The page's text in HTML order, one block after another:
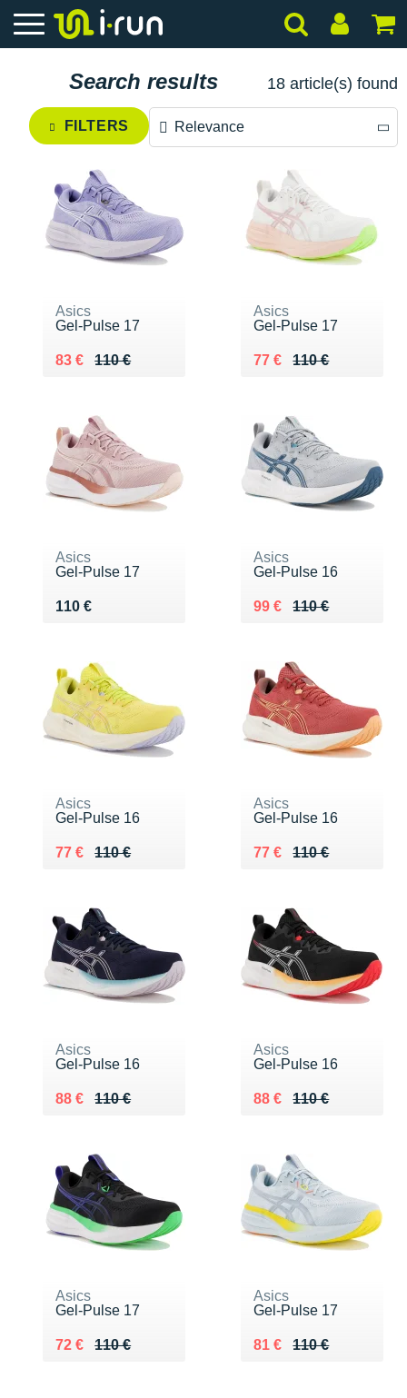
Search results 18 article(s) found
FILTERS Relevance
Price descending
Price ascending
Asics
Gel-Pulse 17
110 €
Au lieu de 110 €
83 €
Vendu 83 €
Asics
Gel-Pulse 17
110 €
Au lieu de 110 €
77 €
Vendu 77 €
Asics
Gel-Pulse 17
110 €
Vendu 110 €
Asics
Gel-Pulse 16
110 €
Au lieu de 110 €
99 €
Vendu 99 €
Asics
Gel-Pulse 16
110 €
Au lieu de 110 €
77 €
Vendu 77 €
Asics
Gel-Pulse 16
110 €
Au lieu de 110 €
77 €
Vendu 77 €
Asics
Gel-Pulse 16
110 €
Au lieu de 110 €
88 €
Vendu 88 €
Asics
Gel-Pulse 16
110 €
Au lieu de 110 €
88 €
Vendu 88 €
Asics
Gel-Pulse 17
110 €
Au lieu de 110 €
72 €
Vendu 72 €
Asics
Gel-Pulse 17
110 €
Au lieu de 110 €
81 €
Vendu 81 €